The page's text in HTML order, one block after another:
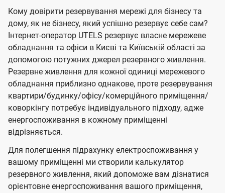
Кому довірити резервування мережі для бізнесу та
дому, як не бізнесу, який успішно резервує себе сам?
Інтернет-оператор UTELS резервує власне мережеве
обладнання та офіси в Києві та Київській області за
допомогою потужних джерел резервного живлення.
Резервне живлення для кожної одиниці мережевого
обладнання приблизно однакове, проте резервування
квартири/будинку/офісу/комерційного приміщення/
коворкінгу потребує індивідуального підходу, адже
енергоспоживання в кожному приміщенні
відрізняється.
Для полегшення підрахунку електроспоживання у
вашому приміщенні ми створили калькулятор
резервного живлення, який допоможе вам дізнатися
орієнтовне енергоспоживання вашого приміщення,